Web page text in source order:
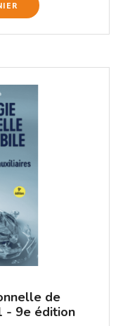
de
- 9e édition